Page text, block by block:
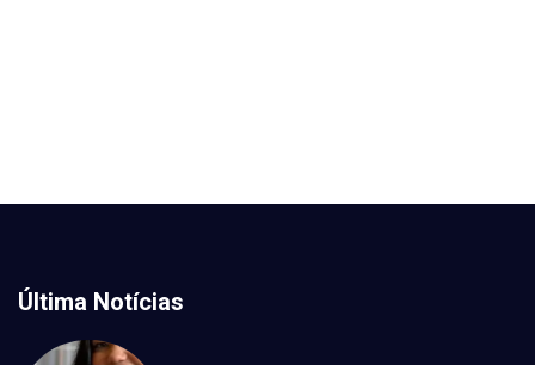
Última Notícias